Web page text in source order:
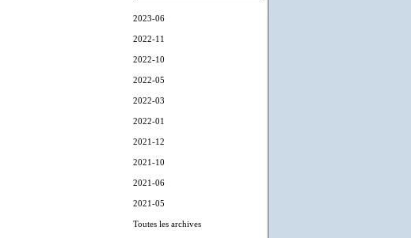
2023-06
2022-11
2022-10
2022-05
2022-03
2022-01
2021-12
2021-10
2021-06
2021-05
Toutes les archives